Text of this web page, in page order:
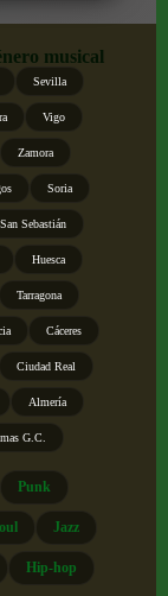
musical
Sevilla
Vigo
Zamora
Soria
Sebastián
Huesca
Tarragona
Cáceres
Ciudad Real
Almería
G.C.
Punk
Jazz
Hip-hop